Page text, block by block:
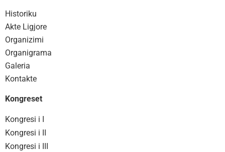
Historiku
Akte Ligjore
Organizimi
Organigrama
Galeria
Kontakte
Kongreset
Kongresi i I
Kongresi i II
Kongresi i III